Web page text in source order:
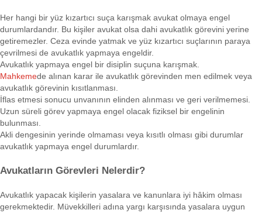
Her hangi bir yüz kızartıcı suça karışmak avukat olmaya engel
durumlardandır. Bu kişiler avukat olsa dahi avukatlık görevini yerine
getiremezler. Ceza evinde yatmak ve yüz kızartıcı suçlarının paraya
çevrilmesi de avukatlık yapmaya engeldir.
Avukatlık yapmaya engel bir disiplin suçuna karışmak.
Mahkemede alınan karar ile avukatlık görevinden men edilmek veya
avukatlık görevinin kısıtlanması.
İflas etmesi sonucu unvanının elinden alınması ve geri verilmemesi.
Uzun süreli görev yapmaya engel olacak fiziksel bir engelinin
bulunması.
Akli dengesinin yerinde olmaması veya kısıtlı olması gibi durumlar
avukatlık yapmaya engel durumlardır.
Avukatların Görevleri Nelerdir?
Avukatlık yapacak kişilerin yasalara ve kanunlara iyi hâkim olması
gerekmektedir. Müvekkilleri adına yargı karşısında yasalara uygun